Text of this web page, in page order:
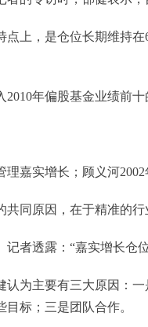
点上，是仓位长期维持
年偏股基金业绩前十
实增长；顾义河2002
原因，在于精准的行
透露：“嘉实增长仓位
主要有三大原因：一
标；三是团队合作。